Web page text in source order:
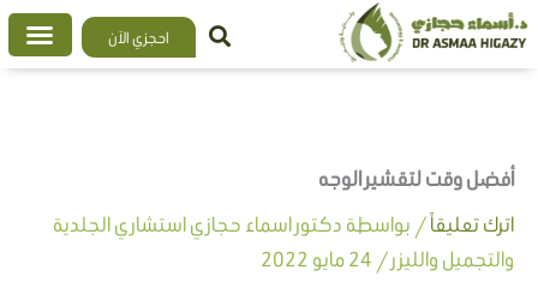
تخطي
إلى
احجزي الآن
أفضل وقت لتقشير الوجه
اترك تعليقاً/ بواسطة دكتور اسماء حجازي استشاري الجلدية
والتجميل والليزر/ 24 مايو 2022